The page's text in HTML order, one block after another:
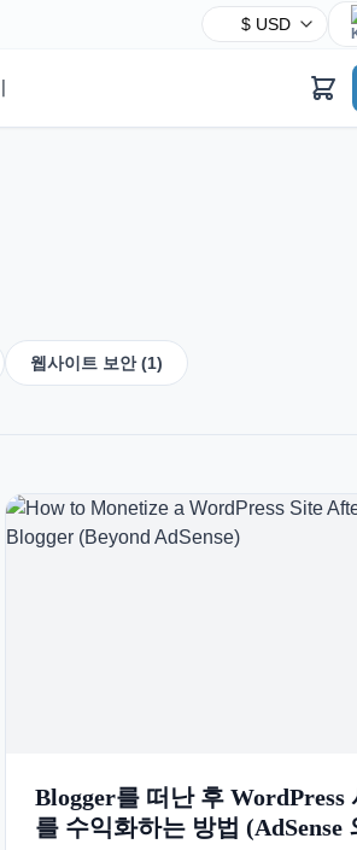
웹사이트 보안 (1)
Blogger를 떠난 후 WordPress
를 수익화하는 방법 (AdSense